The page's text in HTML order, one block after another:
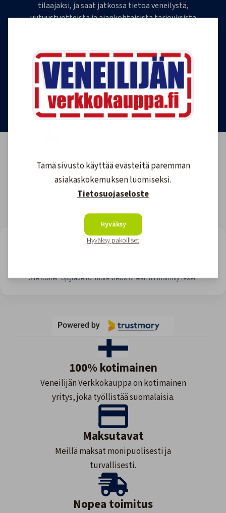
tilaajaksi, ja saat jatkossa tietoa veneilystä,
uutuustuotteista ja ajankohtaisista tarjouksista
tilauksen milloin tahansa.
Tilaa uutiskirje
LOOKING FOR REVIEWS?
Site owner: Upgrade for more views or wait till monthly reset.
100% kotimainen
Veneilijän Verkkokauppa on kotimainen
yritys, joka työllistää suomalaisia.
Maksutavat
Meillä maksat monipuolisesti ja
turvallisesti.
Nopea toimitus
Tämä sivusto käyttää evästeitä paremman
asiakaskokemuksen luomiseksi.
Tietosuojaseloste
Hyväksy
Hyväksy pakolliset